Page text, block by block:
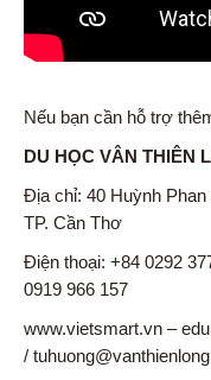
Nếu bạn cần hỗ trợ
DU HỌC VÂN THIÊN
Địa chỉ: 40 Huỳnh
TP. Cần Thơ
Điện thoại: +84 0292
0919 966 157
www.vietsmart.vn –
/